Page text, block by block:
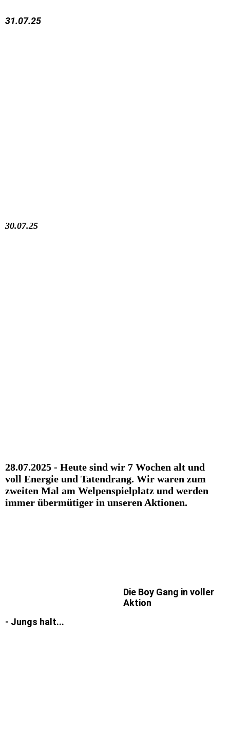
31.07.25
30.07.25
28.07.2025 - Heute sind wir 7 Wochen alt und
voll Energie und Tatendrang. Wir waren zum
zweiten Mal am Welpenspielplatz und werden
immer übermütiger in unseren Aktionen.
Die Boy Gang in voller
Aktion
- Jungs halt...